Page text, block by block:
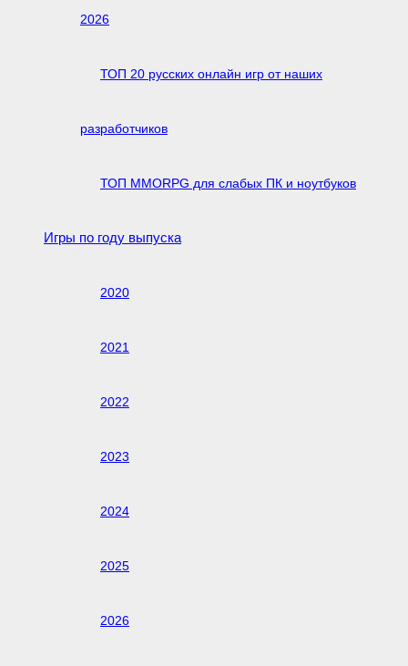
2026
ТОП 20 русских онлайн игр от наших
разработчиков
ТОП MMORPG для слабых ПК и ноутбуков
Игры по году выпуска
2020
2021
2022
2023
2024
2025
2026